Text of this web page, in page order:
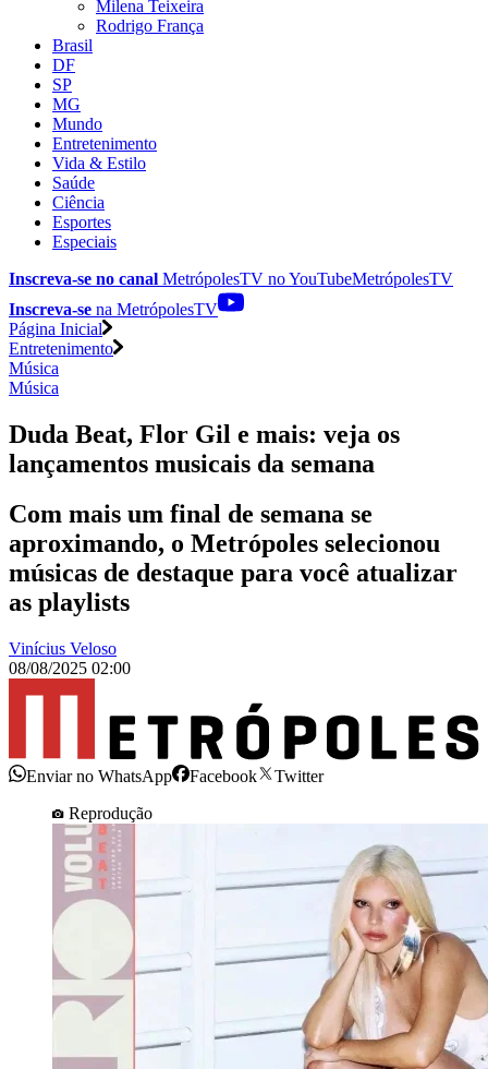
Milena Teixeira
Rodrigo França
Brasil
DF
SP
MG
Mundo
Entretenimento
Vida & Estilo
Saúde
Ciência
Esportes
Especiais
Inscreva-se no canal MetrópolesTV noYouTubeMetrópolesTV
Inscreva-se na MetrópolesTV
Página Inicial
Entretenimento
Música
Música
Duda Beat, Flor Gil e mais: veja os
lançamentos musicais da semana
Com mais um final de semana se
aproximando, o Metrópoles selecionou
músicas de destaque para você atualizar
as playlists
Vinícius Veloso
08/08/2025 02:00
Enviar no WhatsApp Facebook
Twitter
Reprodução